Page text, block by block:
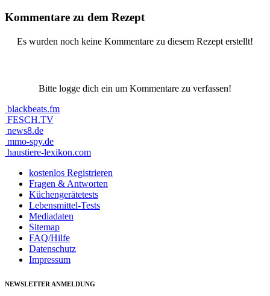
Kommentare zu dem Rezept
Es wurden noch keine Kommentare zu diesem Rezept erstellt!
Bitte logge dich ein um Kommentare zu verfassen!
blackbeats.fm
FESCH.TV
news8.de
mmo-spy.de
haustiere-lexikon.com
kostenlos Registrieren
Fragen & Antworten
Küchengerätetests
Lebensmittel-Tests
Mediadaten
Sitemap
FAQ/Hilfe
Datenschutz
Impressum
NEWSLETTER ANMELDUNG